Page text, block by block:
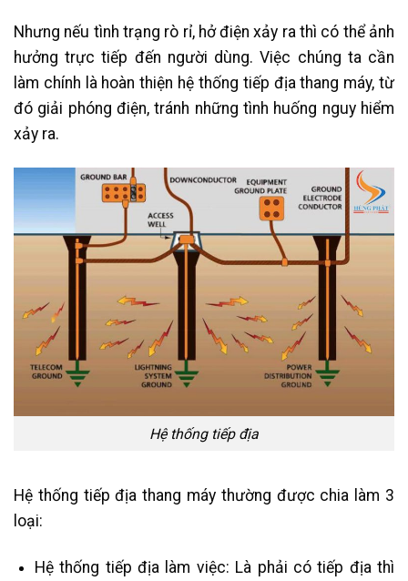
Nhưng nếu tình trạng rò rỉ, hở điện xảy ra thì có thể ảnh
hưởng trực tiếp đến người dùng. Việc chúng ta cần
làm chính là hoàn thiện hệ thống tiếp địa thang máy, từ
đó giải phóng điện, tránh những tình huống nguy hiểm
xảy ra.
Hệ thống tiếp địa
Hệ thống tiếp địa thang máy thường được chia làm 3
loại:
Hệ thống tiếp địa làm việc: Là phải có tiếp địa thì